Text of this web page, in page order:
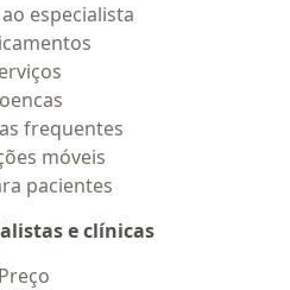
especialista
frequentes
móveis
pacientes
e clínicas
Preço